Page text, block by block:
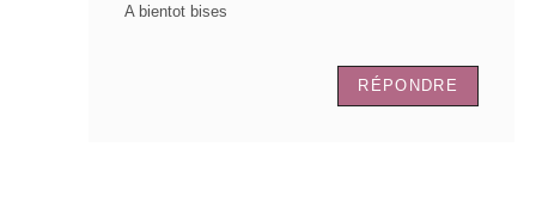
A bientot bises
RÉPONDRE